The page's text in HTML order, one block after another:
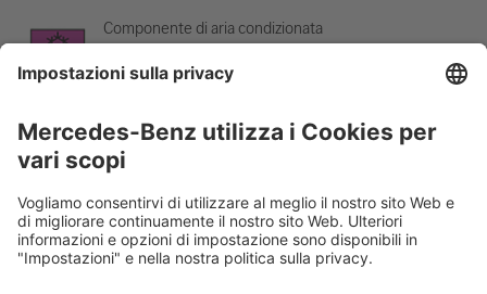
Componente di aria condizionata